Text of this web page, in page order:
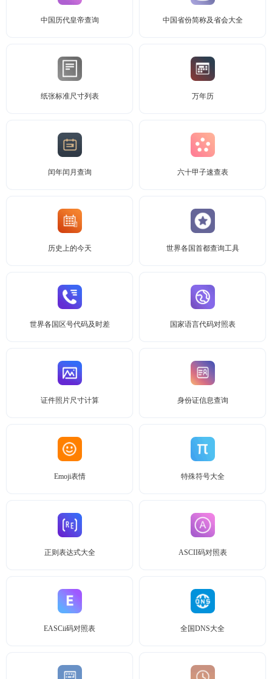
中国历代皇帝查询 中国省份简称及省会大全
纸张标准尺寸列表 万年历
闰年闰月查询 六十甲子速查表
历史上的今天 世界各国首都查询工具
世界各国区号代码及时差 国家语言代码对照表
证件照片尺寸计算 身份证信息查询
Emoji表情 特殊符号大全
正则表达式大全 ASCII码对照表
EASCii码对照表 全国DNS大全